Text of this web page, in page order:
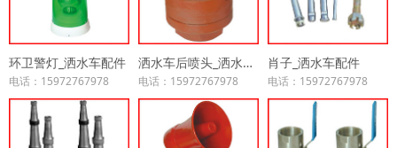
环卫警灯_洒水车配件
电话：15972767978
洒水车后喷头_洒水车配件
电话：15972767978
肖子_洒水车配件
电话：15972767978